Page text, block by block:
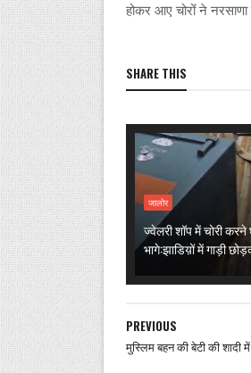
होकर आए चोरोंं ने नरसाणा
SHARE THIS
जालोर
ज्वेलरी शॉप में चोरी
भागे:झाडिय़ों में गाड़ी
PREVIOUS
मुस्लिम बहन की बेटी की शादी